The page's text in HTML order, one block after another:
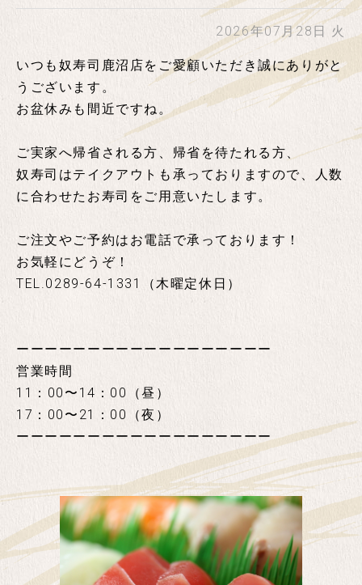
2026年07月28日 火
いつも奴寿司鹿沼店をご愛顧いただき誠にありがと
うございます。
お盆休みも間近ですね。
ご実家へ帰省される方、帰省を待たれる方、
奴寿司はテイクアウトも承っておりますので、人数
に合わせたお寿司をご用意いたします。
ご注文やご予約はお電話で承っております！
お気軽にどうぞ！
TEL.0289-64-1331（木曜定休日）
ーーーーーーーーーーーーーーーーーー
営業時間
11：00〜14：00（昼）
17：00〜21：00（夜）
ーーーーーーーーーーーーーーーーーー